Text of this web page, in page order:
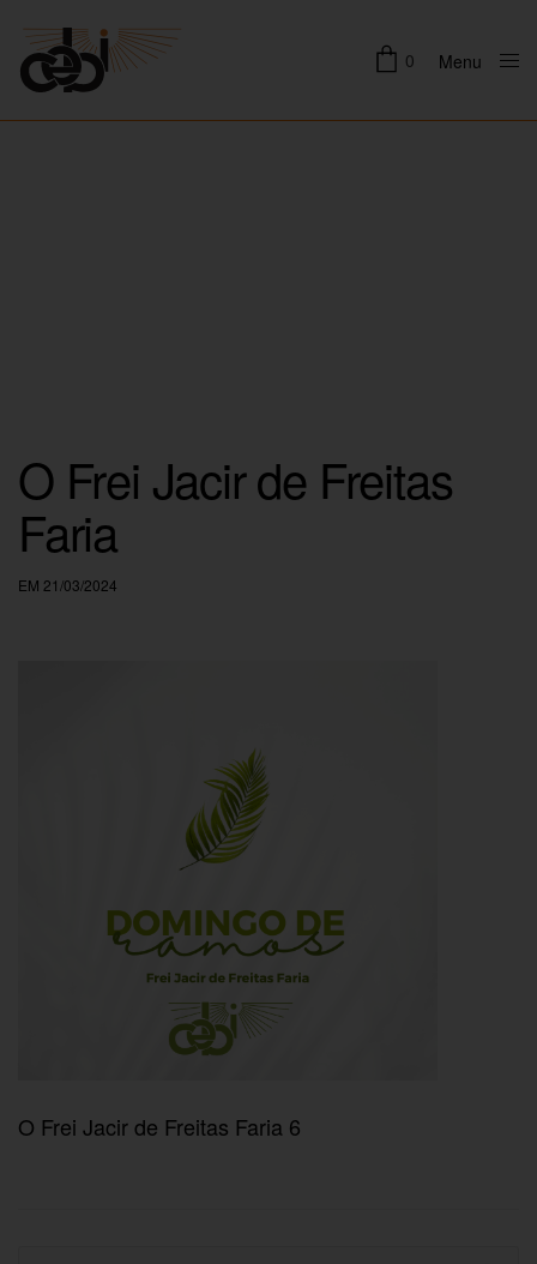
0 Menu
O Frei Jacir de Freitas
Faria
EM 21/03/2024
O Frei Jacir de Freitas Faria 6